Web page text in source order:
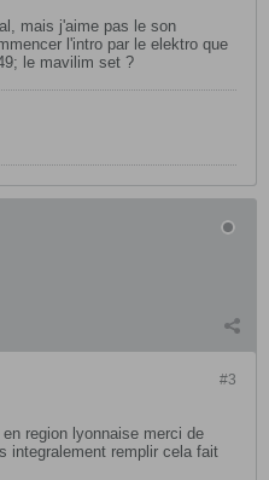
mais j'aime pas le son
l'intro par le elektro que
le mavilim set ?
#3
region lyonnaise merci de
integralement remplir cela fait